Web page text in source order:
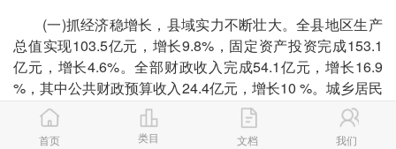
(一)抓经济稳增长，县域实力不断壮大。全县地区生产
总值实现103.5亿元，增长9.8%，固定资产投资完成153.1
亿元，增长4.6%。全部财政收入完成54.1亿元，增长16.9
%，其中公共财政预算收入24.4亿元，增长10 %。城乡居民
人均可支配收入分别达到38263元和15417元，增长8.5%和
8.3%。全年实施投资亿元以上项目52个，总投资347亿元，
首页 类目 文档 我们